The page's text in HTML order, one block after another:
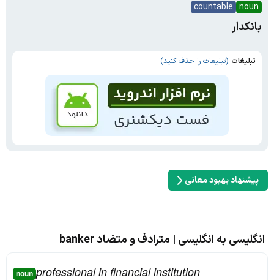
noun
countable
بانکدار
تبلیغات (تبلیغات را حذف کنید)
پیشنهاد بهبود معانی
انگلیسی به انگلیسی | مترادف و متضاد banker
noun professional in financial institution